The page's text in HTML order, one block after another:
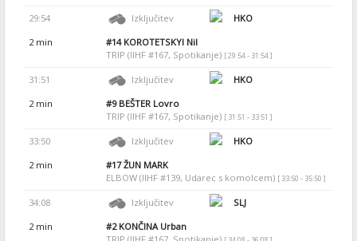
29:54 Izključitev
HKO
2 min
#14KOROTETSKYI Nil
TRIP (IIHF #167, Spotikanje) [ 29:54 - 31:54 ]
31:51 Izključitev
HKO
2 min
#9BEŠTER Lovro
TRIP (IIHF #167, Spotikanje) [ 31:51 - 33:51 ]
33:50 Izključitev
HKO
2 min
#17ŽUN MARK
ELBOW (IIHF #139, Udarec s komolcem) [ 33:50 - 35:50 ]
34:08 Izključitev
SLJ
2 min
#2KONČINA Urban